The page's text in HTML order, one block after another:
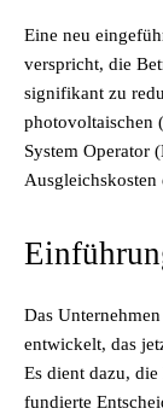
Eine neu
verspricht, die
signifikant zu
photovoltaischen
System Operator
Ausgleichskosten
Das
entwickelt, das
Es dient dazu,
fundierte